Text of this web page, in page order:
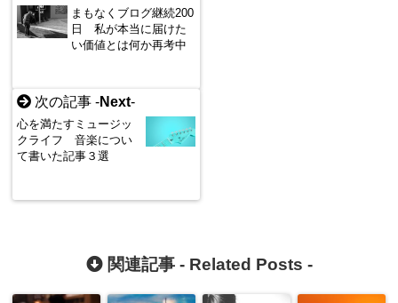
まもなくブログ継続200
日 私が本当に届けた
い価値とは何か再考中
次の記事 -Next-
心を満たすミュージッ
クライフ 音楽につい
て書いた記事３選
関連記事 - Related Posts -